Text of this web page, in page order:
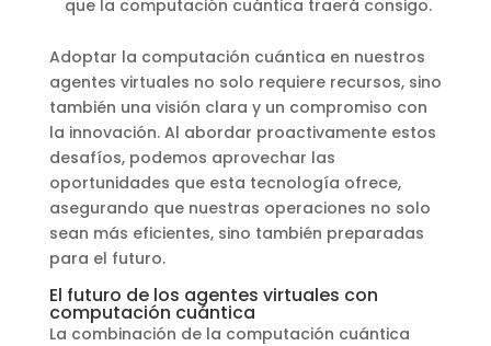
que la computación cuántica traerá consigo.
Adoptar la computación cuántica en nuestros
agentes virtuales no solo requiere recursos, sino
también una visión clara y un compromiso con
la innovación. Al abordar proactivamente estos
desafíos, podemos aprovechar las
oportunidades que esta tecnología ofrece,
asegurando que nuestras operaciones no solo
sean más eficientes, sino también preparadas
para el futuro.
El futuro de los agentes virtuales con
computación cuántica
La combinación de la computación cuántica